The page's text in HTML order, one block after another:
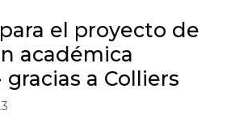
el proyecto de
académica
a Colliers